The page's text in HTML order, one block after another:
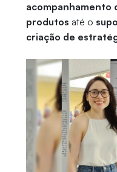
acompanhamento
produtos até o
criação de